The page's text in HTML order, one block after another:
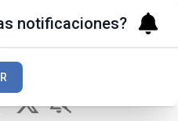
notificaciones?